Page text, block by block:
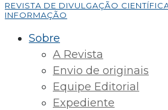
REVISTA DE DIVULGAÇÃO
INFORMAÇÃO
Sobre
A Revista
Envio de originais
Equipe Editorial
Expediente